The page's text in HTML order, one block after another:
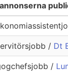
/ Dt
/